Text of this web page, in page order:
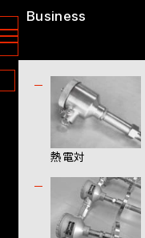
Business
熱電対
サー【汎